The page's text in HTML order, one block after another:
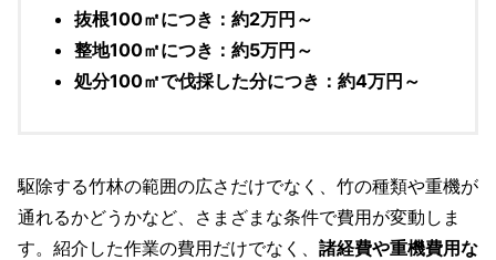
抜根100㎡につき：約2万円～
整地100㎡につき：約5万円～
処分100㎡で伐採した分につき：約4万円～
駆除する竹林の範囲の広さだけでなく、竹の種類や重機が
通れるかどうかなど、さまざまな条件で費用が変動しま
す。紹介した作業の費用だけでなく、 諸経費や重機費用な